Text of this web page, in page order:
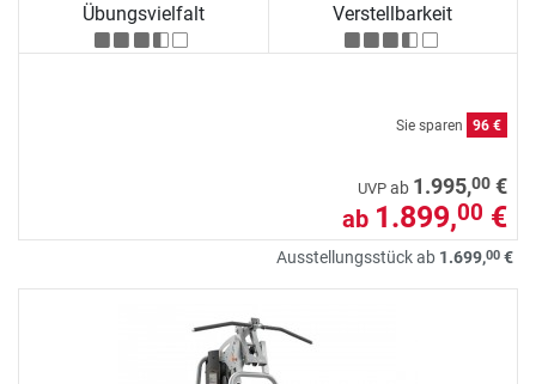
Übungsvielfalt Verstellbarkeit
Sie sparen 96 €
UVP ab 1.995,00 €
ab 1.899,00 €
Ausstellungsstück ab 1.699,00 €